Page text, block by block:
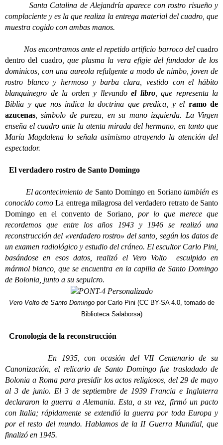
Santa Catalina de Alejandría aparece con rostro risueño y
complaciente y es la que realiza la entrega material del cuadro, que
muestra cogido con ambas manos.
Nos encontramos ante el repetido artificio barroco delcuadro
dentro del cuadro, que plasma la vera efigie del fundador de los
dominicos, con una aureola refulgente a modo de nimbo, joven de
rostro blanco y hermoso y barba clara, vestido con el hábito
blanquinegro de la orden y llevando el libro, que representa la
Biblia y que nos indica la doctrina que predica, y el ramo de
azucenas , símbolo de pureza, en su mano izquierda. La Virgen
enseña el cuadro ante la atenta mirada del hermano, en tanto que
María Magdalena lo señala asimismo atrayendo la atención del
espectador.
El verdadero rostro de Santo Domingo
El acontecimiento de Santo Domingo en Sorianotambién es
conocido comoLa entrega milagrosa del verdadero retrato de Santo
Domingo en el convento de Soriano, por lo que merece que
recordemos que entre los años 1943 y 1946 se realizó una
reconstrucción del «verdadero rostro» del santo, según los datos de
un examen radiológico y estudio del cráneo. El escultor Carlo Pini,
basándose en esos datos, realizó el Vero Volto esculpido en
mármol blanco, que se encuentra en la capilla de Santo Domingo
de Bolonia, junto a su sepulcro.
Vero Volto de Santo Domingopor Carlo Pini (CC BY-SA 4.0, tomado de
Biblioteca Salaborsa)
Cronología de la reconstrucción
En 1935, con ocasión del VII Centenario de su
Canonización, el relicario de Santo Domingo fue trasladado de
Bolonia a Roma para presidir los actos religiosos, del 29 de mayo
al 3 de junio. El 3 de septiembre de 1939 Francia e Inglaterra
declararon la guerra a Alemania. Esta, a su vez, firmó un pacto
con Italia; rápidamente se extendió la guerra por toda Europa y
por el resto del mundo. Hablamos de la II Guerra Mundial, que
finalizó en 1945.